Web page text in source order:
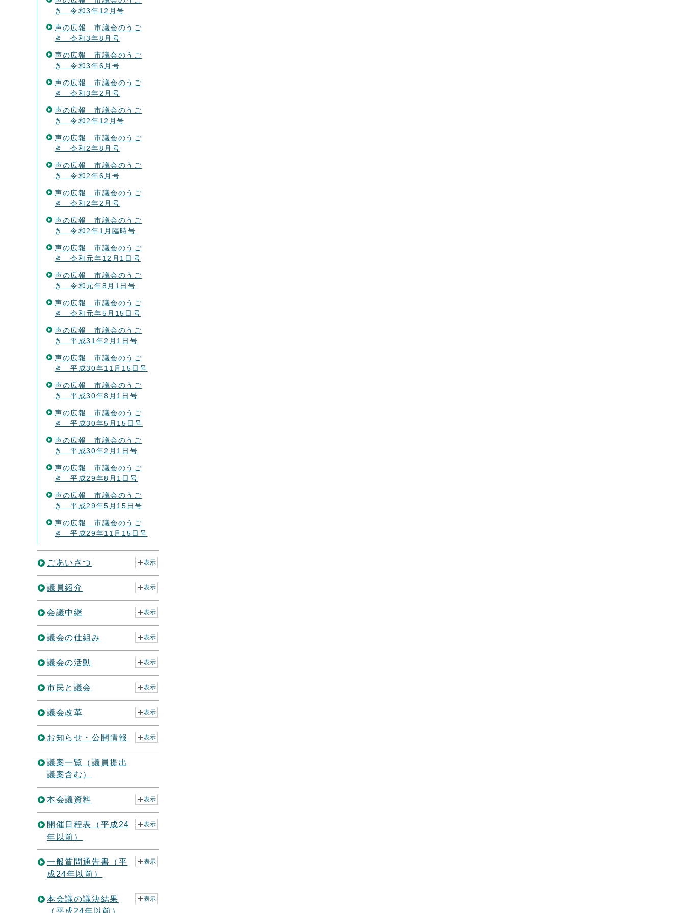
き 令和3年12月号
声の広報 市議会のうご
き 令和3年8月号
声の広報 市議会のうご
き 令和3年6月号
声の広報 市議会のうご
き 令和3年2月号
声の広報 市議会のうご
き 令和2年12月号
声の広報 市議会のうご
き 令和2年8月号
声の広報 市議会のうご
き 令和2年6月号
声の広報 市議会のうご
き 令和2年2月号
声の広報 市議会のうご
き 令和2年1月臨時号
声の広報 市議会のうご
き 令和元年12月1日号
声の広報 市議会のうご
き 令和元年8月1日号
声の広報 市議会のうご
き 令和元年5月15日号
声の広報 市議会のうご
き 平成31年2月1日号
声の広報 市議会のうご
き 平成30年11月15日号
声の広報 市議会のうご
き 平成30年8月1日号
声の広報 市議会のうご
き 平成30年5月15日号
声の広報 市議会のうご
き 平成30年2月1日号
声の広報 市議会のうご
き 平成29年8月1日号
声の広報 市議会のうご
き 平成29年5月15日号
声の広報 市議会のうご
き 平成29年11月15日号
ごあいさつ 表示
議員紹介 表示
会議中継 表示
議会の仕組み 表示
議会の活動 表示
市民と議会 表示
議会改革 表示
お知らせ・公開情報 表示
議案一覧（議員提出
議案含む）
本会議資料 表示
開催日程表（平成24
年以前）
表示
一般質問通告書（平
成24年以前）
表示
本会議の議決結果
（平成24年以前）
表示